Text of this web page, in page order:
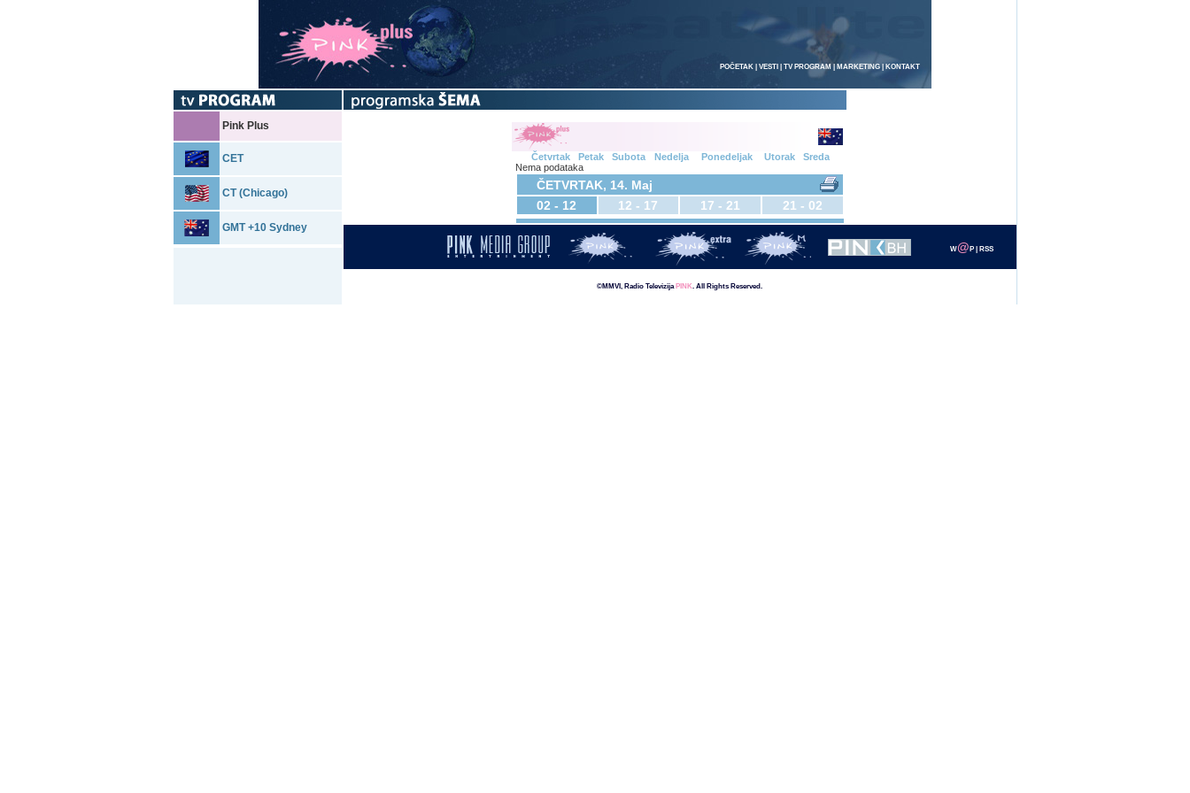
POČETAK| VESTI TV PROGRAM MARKETING| KONTAKT
Pink Plus
CET
CT (Chicago)
GMT +10 Sydney
Četvrtak Petak Subota Nedelja Ponedeljak Utorak
Sreda
Nema podataka
ČETVRTAK, 14. Maj
02 - 12
12 - 17 17 - 21 21 - 02
W@ P RSS
©MMVI, Radio Televizija PINK. All Rights Reserved.